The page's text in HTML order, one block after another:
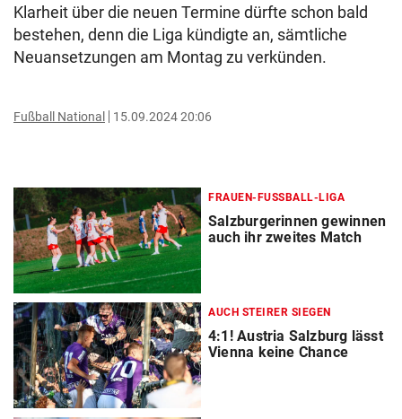
Klarheit über die neuen Termine dürfte schon bald
bestehen, denn die Liga kündigte an, sämtliche
Neuansetzungen am Montag zu verkünden.
Fußball National 15.09.2024 20:06
FRAUEN-FUSSBALL-LIGA
Salzburgerinnen gewinnen
auch ihr zweites Match
AUCH STEIRER SIEGEN
4:1! Austria Salzburg lässt
Vienna keine Chance